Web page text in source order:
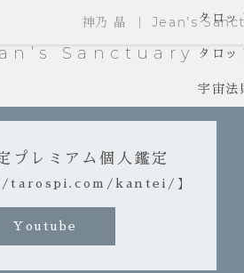
Sanctuary
タロッ
タロッ
宇宙法
プレミアム個人鑑定
tarospi.com/kantei/】
Youtube
神乃 晶 ｜ Jean’s